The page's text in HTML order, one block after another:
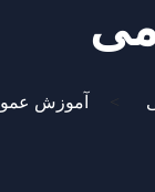
> آموزش